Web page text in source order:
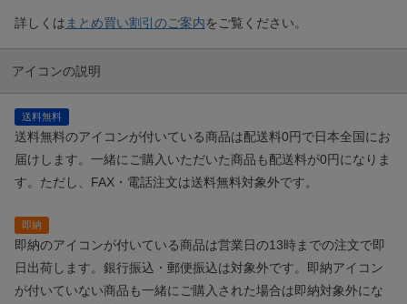
詳しくは まとめ買い割引のご案内をご覧ください。
アイコンの説明
送料無料
送料無料のアイコンが付いている商品は配送料0円で日本全国にお
届けします。一緒にご購入いただいた商品も配送料が0円になりま
す。ただし、FAX・電話注文は送料無料対象外です。
即納
即納のアイコンが付いている商品は営業日の13時までの注文で即
日出荷します。銀行振込・郵便振込は対象外です。即納アイコン
が付いていない商品も一緒にご購入された場合は即納対象外にな